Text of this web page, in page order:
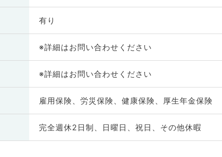
有り
※詳細はお問い合わせください
※詳細はお問い合わせください
雇用保険、労災保険、健康保険、厚生年金保険
完全週休2日制、日曜日、祝日、その他休暇